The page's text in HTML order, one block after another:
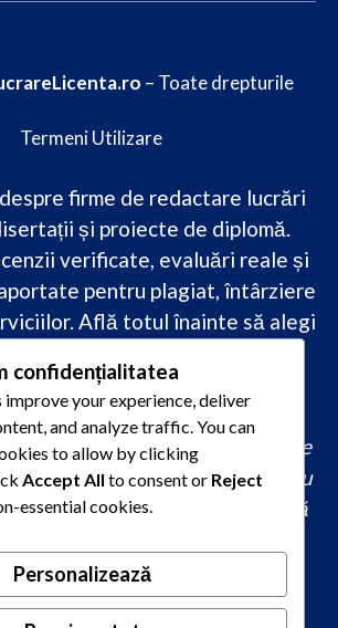
– Toate drepturile
Termeni Utilizare
firme de redactare lucrări
și proiecte de diplomă.
verificate, evaluări reale și
pentru plagiat, întârziere
Află totul înainte să alegi
pe PareriLucrareLicenta.ro.
de licență originală, redactare
urgent, ajutor profesional pentru
redactare disertație ieftin, firmă
comandă, redactare licență fără
redactare lucrare de licență,
confidențialitatea
improve your experience, deliver
and analyze traffic. You can
to allow by clicking
Accept All to consent or Reject
essential cookies.
Personalizează